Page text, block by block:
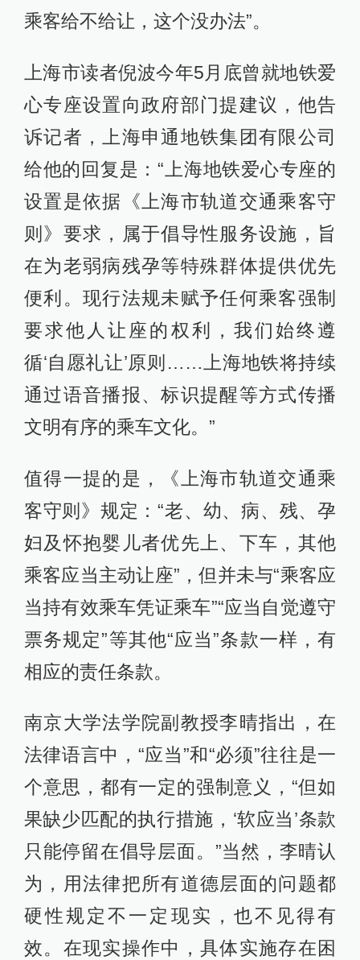
乘客给不给让，这个没办法”。
上海市读者倪波今年5月底曾就地铁爱
心专座设置向政府部门提建议，他告
诉记者，上海申通地铁集团有限公司
给他的回复是：“上海地铁爱心专座的
设置是依据《上海市轨道交通乘客守
则》要求，属于倡导性服务设施，旨
在为老弱病残孕等特殊群体提供优先
便利。现行法规未赋予任何乘客强制
要求他人让座的权利，我们始终遵
循‘自愿礼让’原则……上海地铁将持续
通过语音播报、标识提醒等方式传播
文明有序的乘车文化。”
值得一提的是，《上海市轨道交通乘
客守则》规定：“老、幼、病、残、孕
妇及怀抱婴儿者优先上、下车，其他
乘客应当主动让座”，但并未与“乘客应
当持有效乘车凭证乘车”“应当自觉遵守
票务规定”等其他“应当”条款一样，有
相应的责任条款。
南京大学法学院副教授李晴指出，在
法律语言中，“应当”和“必须”往往是一
个意思，都有一定的强制意义，“但如
果缺少匹配的执行措施，‘软应当’条款
只能停留在倡导层面。”当然，李晴认
为，用法律把所有道德层面的问题都
硬性规定不一定现实，也不见得有
效。在现实操作中，具体实施存在困